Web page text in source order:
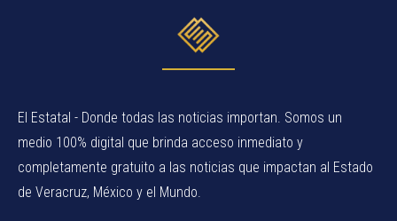
El Estatal - Donde todas las noticias importan. Somos un
medio 100% digital que brinda acceso inmediato y
completamente gratuito a las noticias que impactan al Estado
de Veracruz, México y el Mundo.